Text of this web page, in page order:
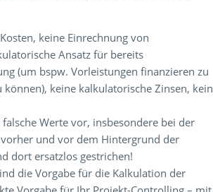
keine Einrechnung von
Ansatz für bereits
(um bspw. Vorleistungen finanzieren zu
keine kalkulatorische Zinsen, kein
Werte vor, insbesondere bei der
und vor dem Hintergrund der
dort ersatzlos gestrichen!
die Vorgabe für die Kalkulation der